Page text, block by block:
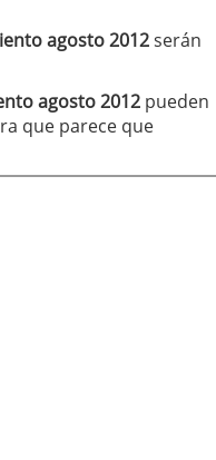
agosto 2012serán
agosto 2012 pueden
que parece que